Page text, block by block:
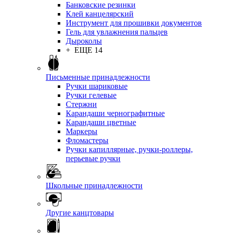
Банковские резинки
Клей канцелярский
Инструмент для прошивки документов
Гель для увлажнения пальцев
Дыроколы
+ ЕЩЕ 14
Письменные принадлежности
Ручки шариковые
Ручки гелевые
Стержни
Карандаши чернографитные
Карандаши цветные
Маркеры
Фломастеры
Ручки капиллярные, ручки-роллеры,
перьевые ручки
Школьные принадлежности
Другие канцтовары